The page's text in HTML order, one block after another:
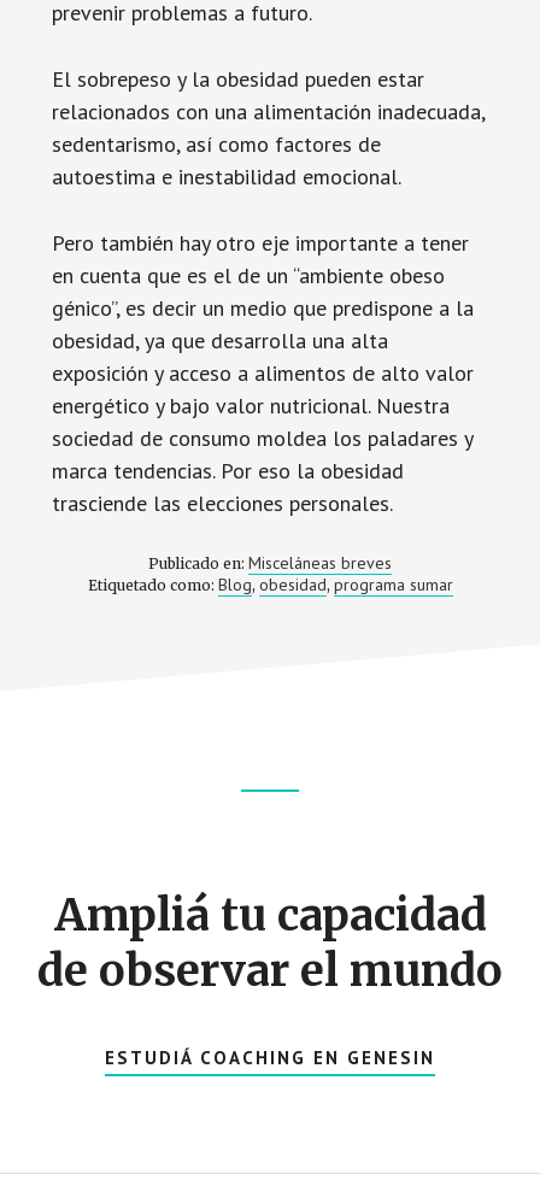
prevenir problemas a futuro.
El sobrepeso y la obesidad pueden estar
relacionados con una alimentación inadecuada,
sedentarismo, así como factores de
autoestima e inestabilidad emocional.
Pero también hay otro eje importante a tener
en cuenta que es el de un “ambiente obeso
génico”, es decir un medio que predispone a la
obesidad, ya que desarrolla una alta
exposición y acceso a alimentos de alto valor
energético y bajo valor nutricional. Nuestra
sociedad de consumo moldea los paladares y
marca tendencias. Por eso la obesidad
trasciende las elecciones personales.
Publicado en: Misceláneas breves
Etiquetado como: Blog, obesidad, programa sumar
Ampliá tu capacidad
de observar el mundo
ESTUDIÁ COACHING EN GENESIN